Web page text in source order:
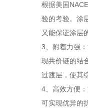
根据美国
验的考验。涂
又能保证涂层
3、附着力强
现共价链的结
过渡层，使其
4、高效方便
可实现优异的